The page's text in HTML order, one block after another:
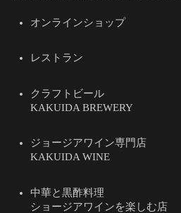
オンラインショップ
レストラン
クラフトビール
KAKUIDA BREWERY
ジョージアワイン専門店
KAKUIDA WINE
中華と黒酢料理
ショージアワインを楽しむ店